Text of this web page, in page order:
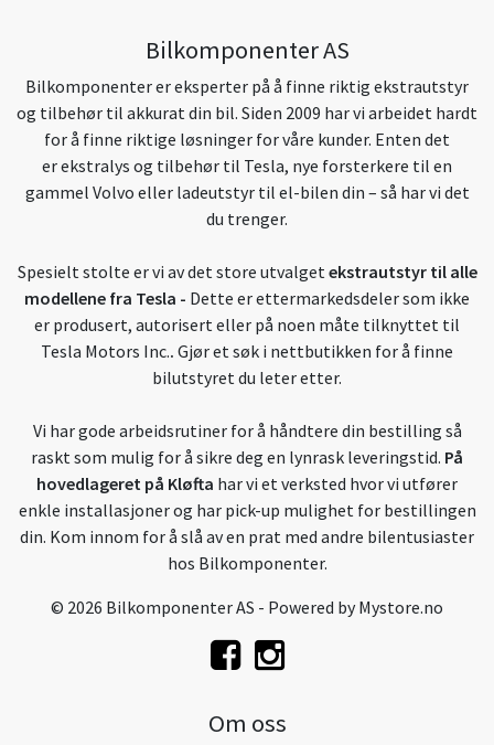
Bilkomponenter AS
Bilkomponenter er eksperter på å finne riktig ekstrautstyr
og tilbehør til akkurat din bil. Siden 2009 har vi arbeidet hardt
for å finne riktige løsninger for våre kunder. Enten det
er ekstralys og tilbehør til Tesla, nye forsterkere til en
gammel Volvo eller ladeutstyr til el-bilen din – så har vi det
du trenger.
Spesielt stolte er vi av det store utvalgetekstrautstyr til alle
modellene fra Tesla - Dette er ettermarkedsdeler som ikke
er produsert, autorisert eller på noen måte tilknyttet til
Tesla Motors Inc.. Gjør et søk i nettbutikken for å finne
bilutstyret du leter etter.
Vi har gode arbeidsrutiner for å håndtere din bestilling så
raskt som mulig for å sikre deg en lynrask leveringstid. På
hovedlageret på Kløfta har vi et verksted hvor vi utfører
enkle installasjoner og har pick-up mulighet for bestillingen
din. Kom innom for å slå av en prat med andre bilentusiaster
hos Bilkomponenter.
© 2026 Bilkomponenter AS - Powered byMystore.no
Om oss